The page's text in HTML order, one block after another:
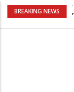
BREAKING NEWS